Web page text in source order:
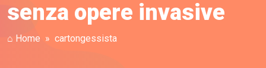
senza opere invasive
⌂ Home cartongessista